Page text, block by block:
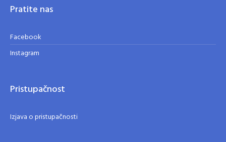
Pratite nas
Facebook
Instagram
Pristupačnost
Izjava o pristupačnosti